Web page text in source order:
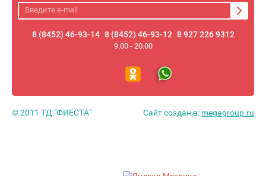
8 (8452) 46-93-14 8 (8452) 46-93-12 8 927 226 9312
9.00 - 20.00
© 2011 ТД "ФИЕСТА" Сайт создан в: megagroup.ru